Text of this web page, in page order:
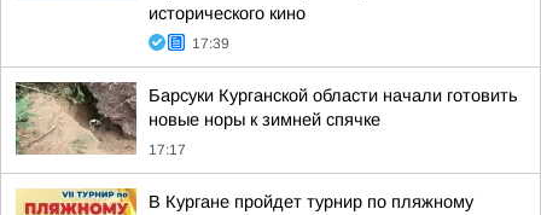
исторического кино
17:39
Барсуки Курганской области начали готовить
новые норы к зимней спячке
17:17
В Кургане пройдет турнир по пляжному